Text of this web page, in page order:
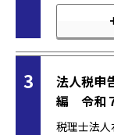
3
法人税申
編 令和
税理士法